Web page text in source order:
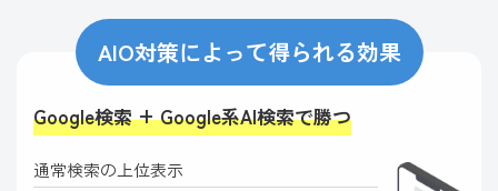
AIO対策によって得られる効果
Google検索 + Google系AI検索で勝つ
通常検索の上位表示